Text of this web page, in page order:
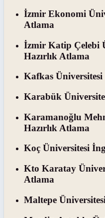
İzmir Ekonomi
Atlama
İzmir Katip Çelebi
Hazırlık Atlama
Kafkas
Karabük
Karamanoğlu
Hazırlık Atlama
Koç Üniversitesi
Kto Karatay
Atlama
Maltepe